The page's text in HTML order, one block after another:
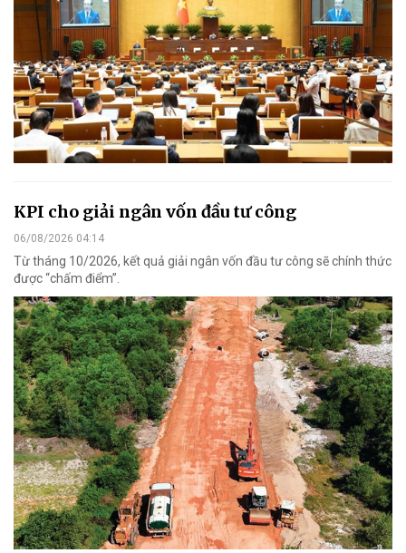
KPI cho giải ngân vốn đầu tư công
06/08/2026 04:14
Từ tháng 10/2026, kết quả giải ngân vốn đầu tư công sẽ chính thức
được “chấm điểm”.